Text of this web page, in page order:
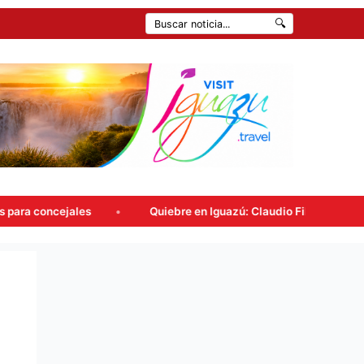
🔍
Quiebre en Iguazú: Claudio Filippa renunció a Encuentro